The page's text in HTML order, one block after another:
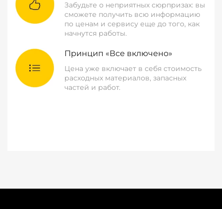
Забудьте о неприятных сюрпризах: вы
сможете получить всю информацию
по ценам и сервису еще до того, как
начнутся работы.
Принцип «Все включено»
Цена уже включает в себя стоимость
расходных материалов, запасных
частей и работ.